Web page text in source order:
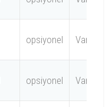
opsiyonel Var
opsiyonel Var